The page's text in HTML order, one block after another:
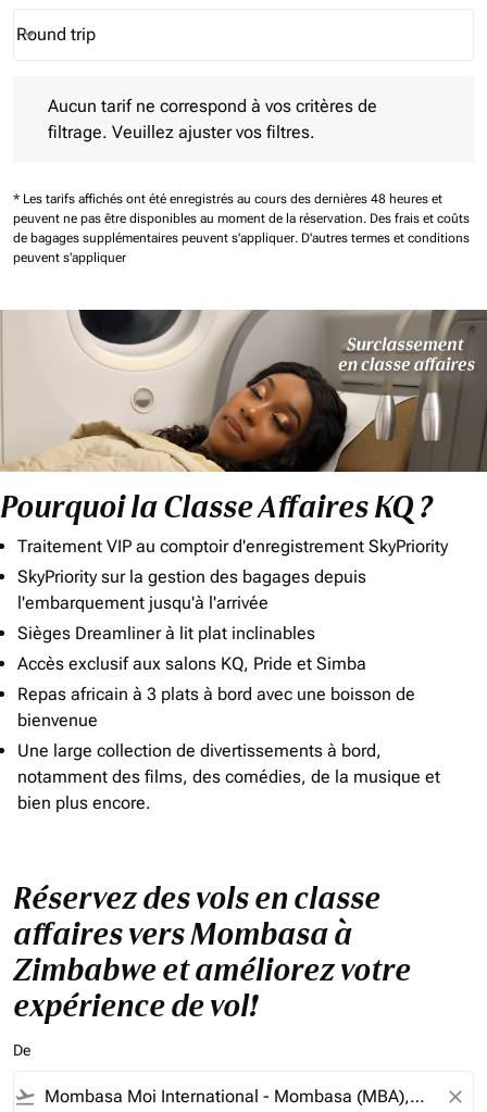
Journey Types option Round trip Selected
Round trip
keyboard_arrow_down
Aucun tarif ne correspond à vos critères de
filtrage. Veuillez ajuster vos filtres.
* Les tarifs affichés ont été enregistrés au cours des dernières 48 heures et
peuvent ne pas être disponibles au moment de la réservation. Des frais et coûts
de bagages supplémentaires peuvent s'appliquer. D'autres termes et conditions
peuvent s'appliquer
Pourquoi la Classe Affaires KQ ?
Traitement VIP au comptoir d'enregistrement SkyPriority
SkyPriority sur la gestion des bagages depuis
l'embarquement jusqu'à l'arrivée
Sièges Dreamliner à lit plat inclinables
Accès exclusif aux salons KQ, Pride et Simba
Repas africain à 3 plats à bord avec une boisson de
bienvenue
Une large collection de divertissements à bord,
notamment des films, des comédies, de la musique et
bien plus encore.
Réservez des vols en classe
affaires vers Mombasa à
Zimbabwe et améliorez votre
expérience de vol!
De
flight_takeoff close